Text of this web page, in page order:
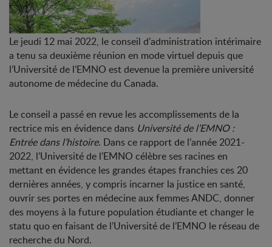
Le jeudi 12 mai 2022, le conseil d’administration intérimaire
a tenu sa deuxième réunion en mode virtuel depuis que
l’Université de l’EMNO est devenue la première université
autonome de médecine du Canada.
Le conseil a passé en revue les accomplissements de la
rectrice mis en évidence dans Université de l’EMNO :
Entrée dans l’histoire. Dans ce rapport de l’année 2021-
2022, l’Université de l’EMNO célèbre ses racines en
mettant en évidence les grandes étapes franchies ces 20
dernières années, y compris incarner la justice en santé,
ouvrir ses portes en médecine aux femmes ANDC, donner
des moyens à la future population étudiante et changer le
statu quo en faisant de l’Université de l’EMNO le réseau de
recherche du Nord.